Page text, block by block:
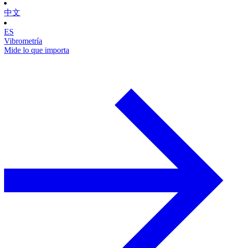
中文
ES
Vibrometría
Mide lo que importa